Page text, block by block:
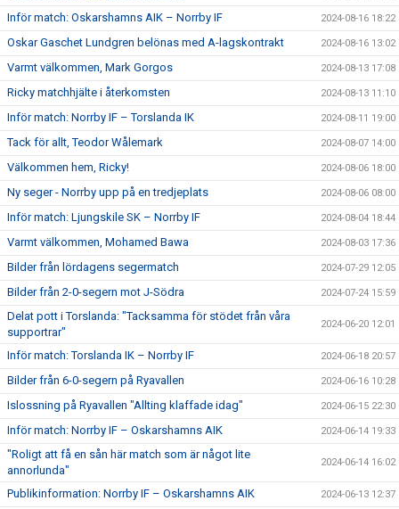
Inför match: Oskarshamns AIK – Norrby IF 2024-08-16 18:22
Oskar Gaschet Lundgren belönas med A-lagskontrakt 2024-08-16 13:02
Varmt välkommen, Mark Gorgos 2024-08-13 17:08
Ricky matchhjälte i återkomsten 2024-08-13 11:10
Inför match: Norrby IF – Torslanda IK 2024-08-11 19:00
Tack för allt, Teodor Wålemark 2024-08-07 14:00
Välkommen hem, Ricky! 2024-08-06 18:00
Ny seger - Norrby upp på en tredjeplats 2024-08-06 08:00
Inför match: Ljungskile SK – Norrby IF 2024-08-04 18:44
Varmt välkommen, Mohamed Bawa 2024-08-03 17:36
Bilder från lördagens segermatch 2024-07-29 12:05
Bilder från 2-0-segern mot J-Södra 2024-07-24 15:59
Delat pott i Torslanda: "Tacksamma för stödet från våra
supportrar"
2024-06-20 12:01
Inför match: Torslanda IK – Norrby IF 2024-06-18 20:57
Bilder från 6-0-segern på Ryavallen 2024-06-16 10:28
Islossning på Ryavallen "Allting klaffade idag" 2024-06-15 22:30
Inför match: Norrby IF – Oskarshamns AIK 2024-06-14 19:33
"Roligt att få en sån här match som är något lite
annorlunda"
2024-06-14 16:02
Publikinformation: Norrby IF – Oskarshamns AIK 2024-06-13 12:37